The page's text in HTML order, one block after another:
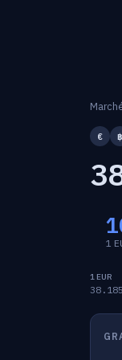
€ ฿
1
1 EUR